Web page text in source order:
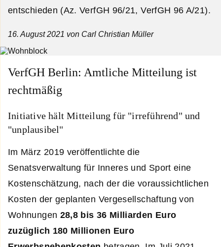
entschieden (Az. VerfGH 96/21, VerfGH 96 A/21).
16. August 2021 von Carl Christian Müller
VerfGH Berlin: Amtliche Mitteilung ist
rechtmäßig
Initiative hält Mitteilung für "irreführend" und
"unplausibel"
Im März 2019 veröffentlichte die
Senatsverwaltung für Inneres und Sport eine
Kostenschätzung, nach der die voraussichtlichen
Kosten der geplanten Vergesellschaftung von
Wohnungen 28,8 bis 36 Milliarden Euro
zuzüglich 180 Millionen Euro